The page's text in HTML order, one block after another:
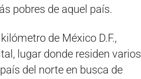
pobres de aquel país.
de México D.F.,
lugar donde residen varios
del norte en busca de